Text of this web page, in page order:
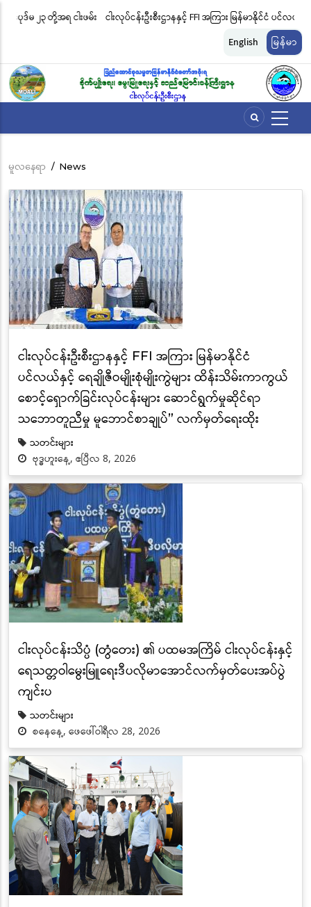
အဓိက
အကြောင်းအရာ
မည်
ငါးလုပ်ငန်းဦးစီးဌာနနှင့် FFI အကြား မြန်မာနိုင်ငံ ပင်လယ်နှင့် ရေချိုဇီဝမျိုးစုံ
မျိုးကွဲများ ထိန်းသိမ်းကာကွယ်စောင့်ရှောက်ခြင်းလုပ်ငန်းများ ဆောင်ရွက်မှု
ရ
English မြန်မာ
Breadcrumb
မူလနေရာ / News
ငါးလုပ်ငန်းဦးစီးဌာနနှင့် FFI အကြား မြန်မာနိုင်ငံ
ပင်လယ်နှင့် ရေချိုဇီဝမျိုးစုံမျိုးကွဲများ ထိန်းသိမ်းကာကွယ်
စောင့်ရှောက်ခြင်းလုပ်ငန်းများ ဆောင်ရွက်မှုဆိုင်ရာ
သဘောတူညီမှု မူဘောင်စာချုပ်” လက်မှတ်ရေးထိုး
သတင်းများ
ဗုဒ္ဓဟူးနေ့, ဧပြီလ 8, 2026
ငါးလုပ်ငန်းသိပ္ပံ (တွံတေး) ၏ ပထမအကြိမ် ငါးလုပ်ငန်းနှင့်
ရေသတ္တဝါမွေးမြူရေးဒီပလိုမာအောင်လက်မှတ်ပေးအပ်ပွဲ
ကျင်းပ
သတင်းများ
စနေနေ့, ဖေဖေါ်ဝါရီလ 28, 2026